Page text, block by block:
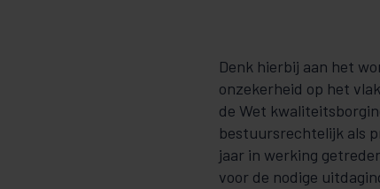
Denk hierbij aan het
onzekerheid op het
de Wet
bestuursrechtelijk als
jaar in werking
voor de nodige